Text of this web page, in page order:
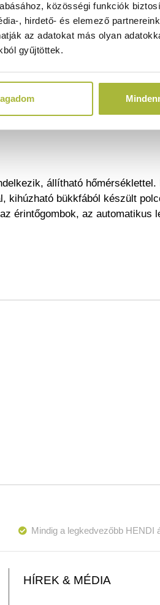
közösségi funkciók
, hirdető- és elemező
az adatokat más olyan
gyűjtöttek.
opcióval.
állítható
bükkfából készült
érintőgombok, az automatikus
Mindig a legkedvezőbb HENDI
HÍREK & MÉDIA